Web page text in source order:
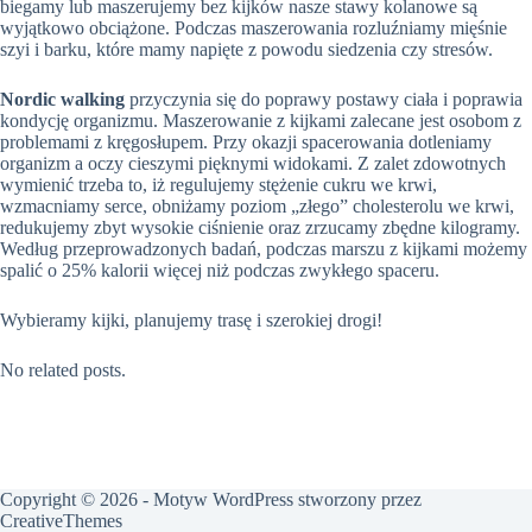
biegamy lub maszerujemy bez kijków nasze stawy kolanowe są
wyjątkowo obciążone. Podczas maszerowania rozluźniamy mięśnie
szyi i barku, które mamy napięte z powodu siedzenia czy stresów.
Nordic walking przyczynia się do poprawy postawy ciała i poprawia
kondycję organizmu. Maszerowanie z kijkami zalecane jest osobom z
problemami z kręgosłupem. Przy okazji spacerowania dotleniamy
organizm a oczy cieszymi pięknymi widokami. Z zalet zdowotnych
wymienić trzeba to, iż regulujemy stężenie cukru we krwi,
wzmacniamy serce, obniżamy poziom „złego” cholesterolu we krwi,
redukujemy zbyt wysokie ciśnienie oraz zrzucamy zbędne kilogramy.
Według przeprowadzonych badań, podczas marszu z kijkami możemy
spalić o 25% kalorii więcej niż podczas zwykłego spaceru.
Wybieramy kijki, planujemy trasę i szerokiej drogi!
No related posts.
Copyright © 2026 - Motyw WordPress stworzony przez
CreativeThemes